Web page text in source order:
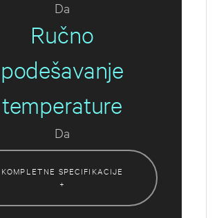
Da
Ručno
podešavanje
temperature
Da
KOMPLETNE SPECIFIKACIJE
+